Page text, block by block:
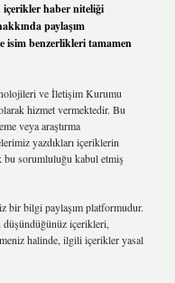
içerikler haber niteliği
paylaşım
isim benzerlikleri tamamen
ve İletişim Kurumu
hizmet vermektedir. Bu
veya araştırma
yazdıkları içeriklerin
bu sorumluluğu kabul etmiş
bir bilgi paylaşım platformudur.
düşündüğünüz içerikleri,
halinde, ilgili içerikler yasal